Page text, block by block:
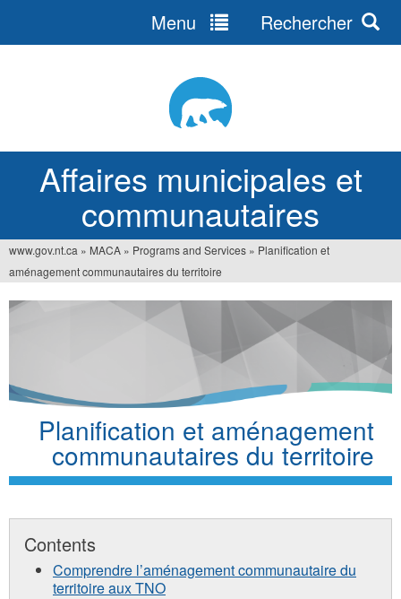
Affaires municipales et
communautaires
Menu Rechercher
Vous
êtes
www.gov.nt.ca » MACA » Programs and Services » Planification et
aménagement communautaires du territoire
Planification et aménagement
communautaires du territoire
Contents
Comprendre l’aménagement communautaire du
territoire aux TNO